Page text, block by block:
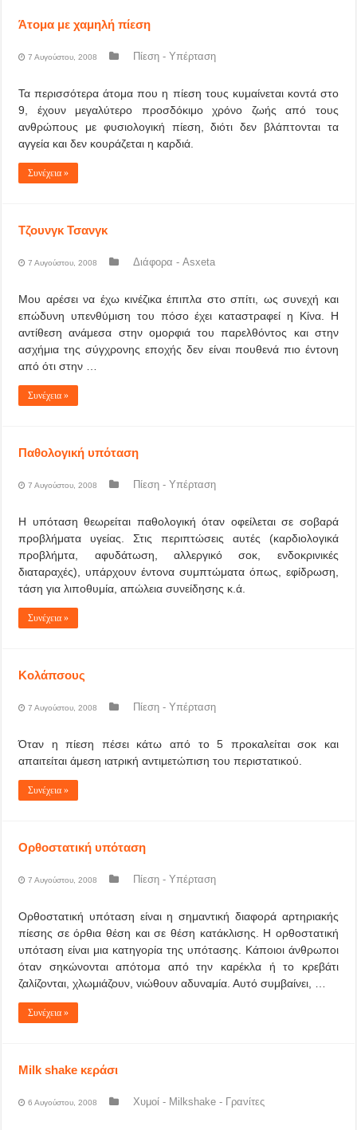
Άτομα με χαμηλή πίεση
7 Αυγούστου, 2008 Πίεση - Υπέρταση
Τα περισσότερα άτομα που η πίεση τους κυμαίνεται κοντά στο
9, έχουν μεγαλύτερο προσδόκιμο χρόνο ζωής από τους
ανθρώπους με φυσιολογική πίεση, διότι δεν βλάπτονται τα
αγγεία και δεν κουράζεται η καρδιά.
Συνέχεια »
Τζουνγκ Τσανγκ
7 Αυγούστου, 2008 Διάφορα - Asxeta
Μου αρέσει να έχω κινέζικα έπιπλα στο σπίτι, ως συνεχή και
επώδυνη υπενθύμιση του πόσο έχει καταστραφεί η Κίνα. Η
αντίθεση ανάμεσα στην ομορφιά του παρελθόντος και στην
ασχήμια της σύγχρονης εποχής δεν είναι πουθενά πιο έντονη
από ότι στην …
Συνέχεια »
Παθολογική υπόταση
7 Αυγούστου, 2008 Πίεση - Υπέρταση
Η υπόταση θεωρείται παθολογική όταν οφείλεται σε σοβαρά
προβλήματα υγείας. Στις περιπτώσεις αυτές (καρδιολογικά
προβλήμτα, αφυδάτωση, αλλεργικό σοκ, ενδοκρινικές
διαταραχές), υπάρχουν έντονα συμπτώματα όπως, εφίδρωση,
τάση για λιποθυμία, απώλεια συνείδησης κ.ά.
Συνέχεια »
Κολάπσους
7 Αυγούστου, 2008 Πίεση - Υπέρταση
Όταν η πίεση πέσει κάτω από το 5 προκαλείται σοκ και
απαιτείται άμεση ιατρική αντιμετώπιση του περιστατικού.
Συνέχεια »
Ορθοστατική υπόταση
7 Αυγούστου, 2008 Πίεση - Υπέρταση
Ορθοστατική υπόταση είναι η σημαντική διαφορά αρτηριακής
πίεσης σε όρθια θέση και σε θέση κατάκλισης. Η ορθοστατική
υπόταση είναι μια κατηγορία της υπότασης. Κάποιοι άνθρωποι
όταν σηκώνονται απότομα από την καρέκλα ή το κρεβάτι
ζαλίζονται, χλωμιάζουν, νιώθουν αδυναμία. Αυτό συμβαίνει, …
Συνέχεια »
Milk shake κεράσι
6 Αυγούστου, 2008 Χυμοί - Milkshake - Γρανίτες